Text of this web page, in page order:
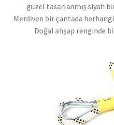
güzel tasarlanmış siyah
Merdiven bir çantada herhangi
Doğal ahşap renginde